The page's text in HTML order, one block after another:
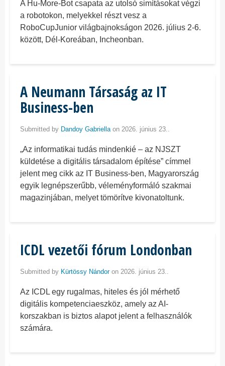
A Hu-More-Bot csapata az utolsó simításokat végzi
a robotokon, melyekkel részt vesz a
RoboCupJunior világbajnokságon 2026. július 2-6.
között, Dél-Koreában, Incheonban.
A Neumann Társaság az IT
Business-ben
Submitted by Dandoy Gabriellaon 2026. június 23..
„Az informatikai tudás mindenkié – az NJSZT
küldetése a digitális társadalom építése” címmel
jelent meg cikk az IT Business-ben, Magyarország
egyik legnépszerűbb, véleményformáló szakmai
magazinjában, melyet tömörítve kivonatoltunk.
ICDL vezetői fórum Londonban
Submitted by Kürtössy Nándoron 2026. június 23..
Az ICDL egy rugalmas, hiteles és jól mérhető
digitális kompetenciaeszköz, amely az AI-
korszakban is biztos alapot jelent a felhasználók
számára.